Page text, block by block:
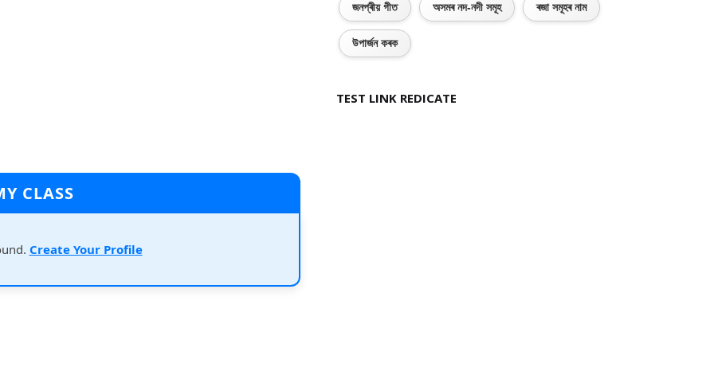
CLASS
Create Your Profile
জনপ্ৰীয় গীত অসমৰ নদ-নদী সমূহ ৰজা সমূহৰ নাম
উপাৰ্জন কৰক
TEST LINK REDICATE